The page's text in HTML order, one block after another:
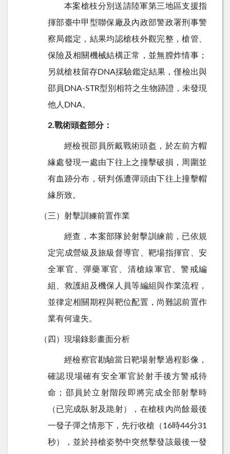
本案槍枝分別送請陸軍第三地區支援指
揮部臺中甲型聯保廠及內政部警政署刑事警
察局鑑定，結果均認槍枝外觀完整，槍管、
保險及相關機械結構正常，並無膛炸情事；
另就槍枝留存DNA採驗鑑定結果，僅檢出與
邵員DNA-STR型別相符之生物跡證，未發現
他人DNA。
2.戰術頭盔部分：
經檢視邵員所戴戰術頭盔，於左前方帽
緣處發現一處由下往上之撞擊破損，周圍並
有血跡分布，研判係遭彈頭由下往上撞擊帽
緣所致。
（三）射擊訓練前置作業
經查，本案部隊於射擊訓練前，已依規
定完成營級及旅級督導官、靶場指揮官、安
全軍官、彈藥軍官、清槍線軍官、警戒編
組、救護組及機保人員等編組與作業流程，
並律定相關期程與靶位配置，尚難認前置作
業有何違失。
（四）現場錄影畫面分析
經檢察官勘驗當日靶場射擊過程影像，
確認現場確有安全軍官於射手後方警戒待
命；邵員於立射階段即將完成全部射擊時
（已完成臥射及跪射），在槍枝內尚餘最後
一發子彈之情形下，先行收槍（16時44分31
秒），並於持槍姿勢中突然擊發該最後一發